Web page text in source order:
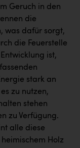
Geruch in den
die
was dafür sorgt,
die Feuerstelle
ist,
stark an
zu nutzen,
stehen
zu Verfügung.
alle diese
Holz